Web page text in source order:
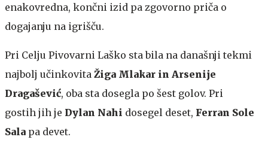
enakovredna, končni izid pa zgovorno priča o
dogajanju na igrišču.
Pri Celju Pivovarni Laško sta bila na današnji tekmi
najbolj učinkovita Žiga Mlakar in Arsenije
Dragašević, oba sta dosegla po šest golov. Pri
gostih jih je Dylan Nahi dosegel deset, Ferran Sole
Sala pa devet.